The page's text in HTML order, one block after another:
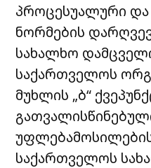
პროცესუალური
ნორმების
სახალხო
საქართველოს
მუხლის „ბ“
უფლებამოსილების
საქართველოს